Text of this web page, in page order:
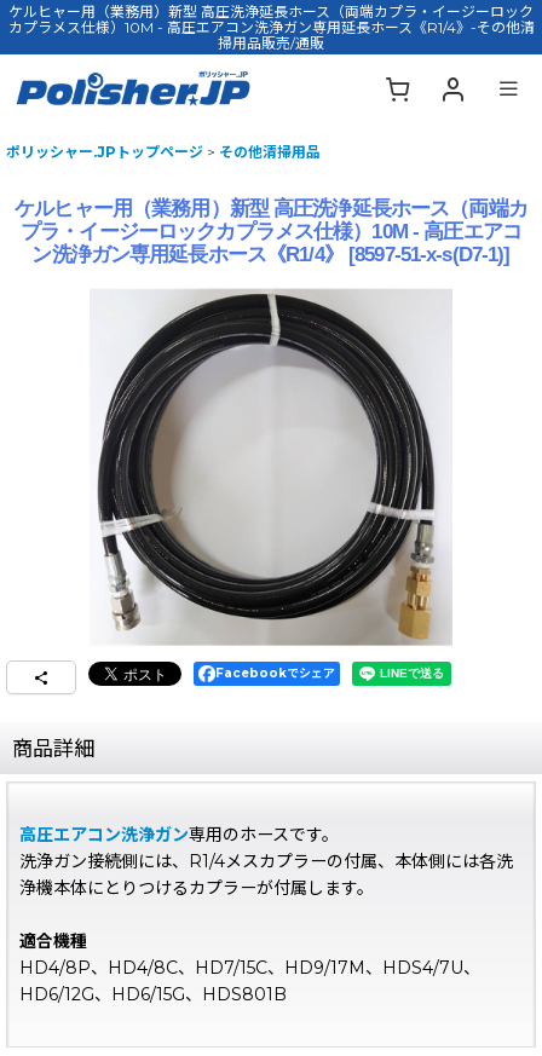
ケルヒャー用（業務用）新型 高圧洗浄延長ホース（両端カプラ・イージーロック
カプラメス仕様）10M - 高圧エアコン洗浄ガン専用延長ホース《R1/4》-その他清
掃用品販売/通販
ポリッシャー.JPトップページ > その他清掃用品
ケルヒャー用（業務用）新型 高圧洗浄延長ホース（両端カ
プラ・イージーロックカプラメス仕様）10M - 高圧エアコ
ン洗浄ガン専用延長ホース《R1/4》
[8597-51-x-s(D7-1)]
Facebookでシェア
商品詳細
高圧エアコン洗浄ガン専用のホースです。
洗浄ガン接続側には、R1/4メスカプラーの付属、本体側には各洗
浄機本体にとりつけるカプラーが付属します。
適合機種
HD4/8P、HD4/8C、HD7/15C、HD9/17M、HDS4/7U、
HD6/12G、HD6/15G、HDS801B